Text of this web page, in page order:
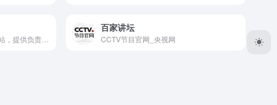
百家讲坛
CCTV节目官网_央视网